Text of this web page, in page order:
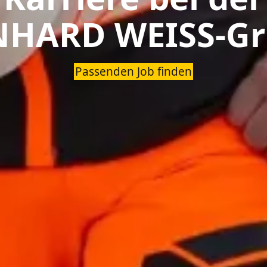
WEISS-
Passenden Job finden